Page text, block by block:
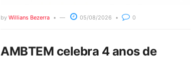
by Willians Bezerra 05/08/2026 0
AMBTEM celebra 4 anos de